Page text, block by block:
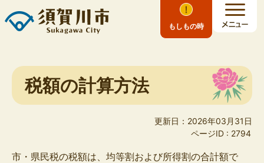
もしもの時
税額の計算方法
更新日：2026年03月31日
ページID : 2794
市・県民税の税額は、均等割および所得割の合計額で